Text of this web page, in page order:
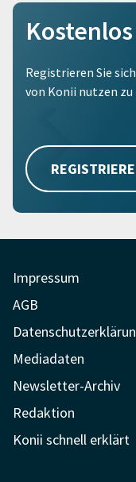
Registrieren Sie
von Konii nutzen zu
Impressum
AGB
Mediadaten
Newsletter-Archiv
Redaktion
Konii schnell erklärt